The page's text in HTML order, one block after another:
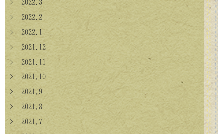
> 2022.3
> 2022.2
> 2022.1
> 2021.12
> 2021.11
> 2021.10
> 2021.9
> 2021.8
> 2021.7